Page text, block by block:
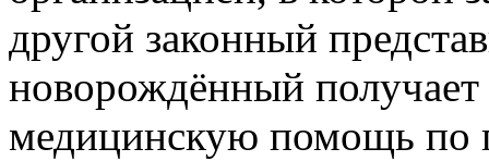
другой законный
новорождённый
медицинскую помощь по